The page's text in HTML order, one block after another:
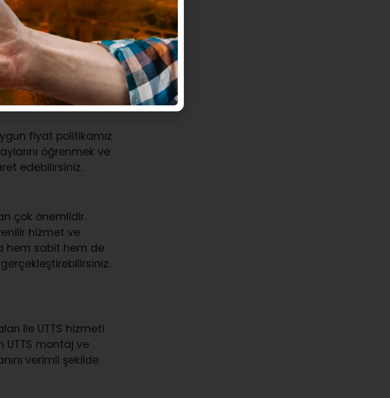
sistemdir. Peki,
sunar ve birçok
ekonomiye karşı
Daha fazla bilgi
mu?
başlıklı
fiyat politikamız
öğrenmek ve
edebilirsiniz.
çok önemlidir.
hizmet ve
hem sabit hem de
ile UTTS hizmeti
UTTS montaj ve
verimli şekilde